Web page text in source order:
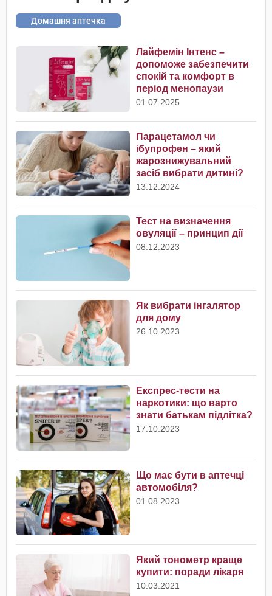
Домашня аптечка
Лайфемін Інтенс –
допоможе забезпечити
спокій та комфорт в
період менопаузи
01.07.2025
Парацетамол чи
ібупрофен – який
жарознижувальний
засіб вибрати дитині?
13.12.2024
Тест на визначення
овуляції – принцип дії
08.12.2023
Як вибрати інгалятор
для дому
26.10.2023
Експрес-тести на
наркотики: що варто
знати батькам підлітка?
17.10.2023
Що має бути в аптечці
автомобіля?
01.08.2023
Який тонометр краще
купити: поради лікаря
10.03.2021